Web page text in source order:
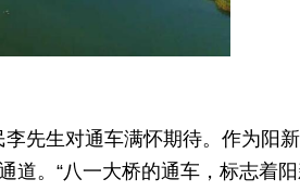
先生对通车满怀期待。作为阳
道。“八一大桥的通车，标志着